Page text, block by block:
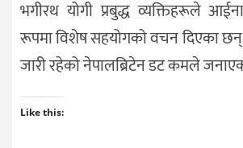
भगीरथ योगी प्रबुद्ध व्यक्तिहरूले
रूपमा विशेष सहयोगको वचन दिएका
जारी रहेको नेपालब्रिटेन डट कमले
Like this: